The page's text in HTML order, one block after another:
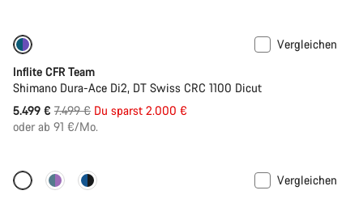
Vergleichen
Inflite CFR Team
Shimano Dura-Ace Di2, DT Swiss CRC 1100 Dicut
5.499 € Ursprungspreis
7.499 € Du sparst 2.000 €
oder ab 91 €/Mo.
Anpassen
Vergleichen